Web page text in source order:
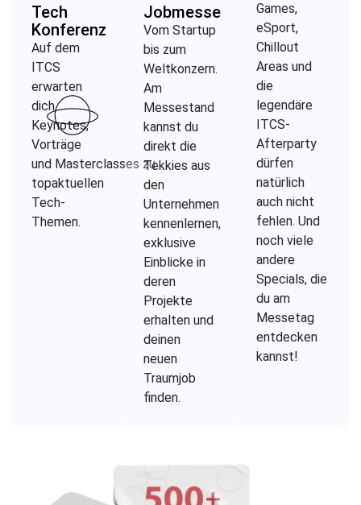
Tech
Konferenz
Auf dem
ITCS
erwarten
dich
Keynotes,
Vorträge
und Masterclasses zu
topaktuellen
Tech-
Themen.
Jobmesse
Vom Startup
bis zum
Weltkonzern.
Am
Messestand
kannst du
direkt die
Tekkies aus
den
Unternehmen
kennenlernen,
exklusive
Einblicke in
deren
Projekte
erhalten und
deinen
neuen
Traumjob
finden.
Games,
eSport,
Chillout
Areas und
die
legendäre
ITCS-
Afterparty
dürfen
natürlich
auch nicht
fehlen. Und
noch viele
andere
Specials, die
du am
Messetag
entdecken
kannst!